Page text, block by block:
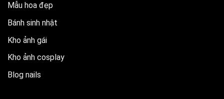
Mẫu hoa đẹp
Bánh sinh nhật
Kho ảnh gái
Kho ảnh cosplay
Blog nails